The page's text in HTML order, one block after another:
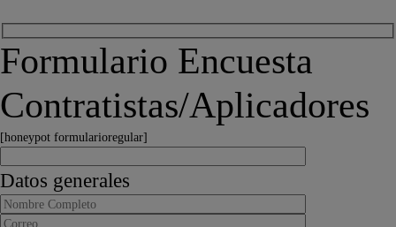
Formulario Encuesta
Contratistas/Aplicadores
[honeypot formularioregular]
Datos generales